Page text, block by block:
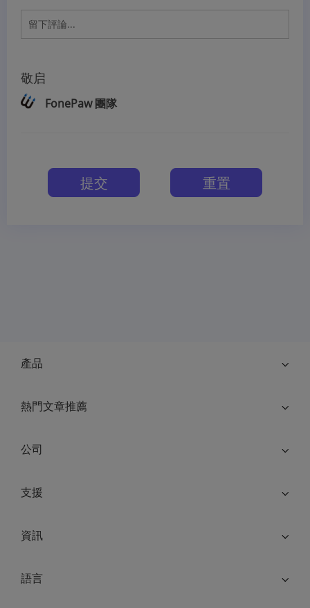
敬启
FonePaw 團隊
產品
熱門文章推薦
公司
支援
資訊
語言